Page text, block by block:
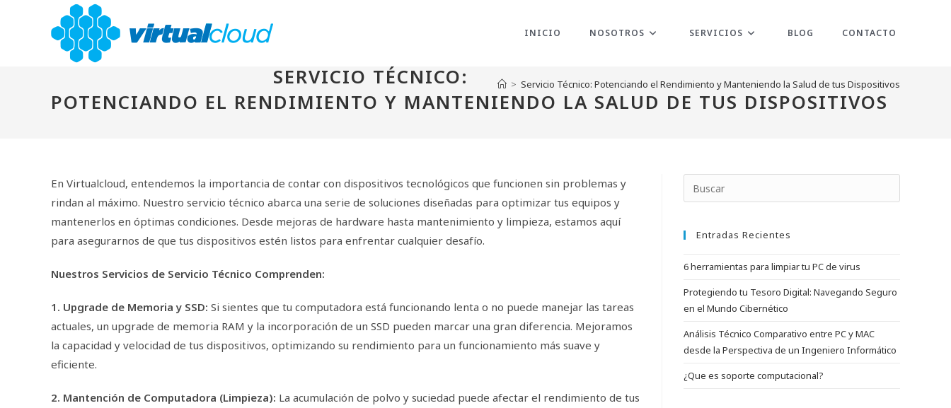
INICIO NOSOTROS SERVICIOS BLOG CONTACTO
SERVICIO TÉCNICO:
POTENCIANDO EL RENDIMIENTO Y MANTENIENDO LA SALUD DE TUS DISPOSITIVOS
> Servicio Técnico: Potenciando el Rendimiento y Manteniendo la Salud de tus Dispositivos
En Virtualcloud, entendemos la importancia de contar con dispositivos tecnológicos que funcionen sin problemas y
rindan al máximo. Nuestro servicio técnico abarca una serie de soluciones diseñadas para optimizar tus equipos y
mantenerlos en óptimas condiciones. Desde mejoras de hardware hasta mantenimiento y limpieza, estamos aquí
para asegurarnos de que tus dispositivos estén listos para enfrentar cualquier desafío.
Nuestros Servicios de Servicio Técnico Comprenden:
1. Upgrade de Memoria y SSD: Si sientes que tu computadora está funcionando lenta o no puede manejar las tareas
actuales, un upgrade de memoria RAM y la incorporación de un SSD pueden marcar una gran diferencia. Mejoramos
la capacidad y velocidad de tus dispositivos, optimizando su rendimiento para un funcionamiento más suave y
eficiente.
2. Mantención de Computadora (Limpieza): La acumulación de polvo y suciedad puede afectar el rendimiento de tus
Escape
Entradas Recientes
6 herramientas para limpiar tu PC de virus
Protegiendo tu Tesoro Digital: Navegando Seguro
en el Mundo Cibernético
Análisis Técnico Comparativo entre PC y MAC
desde la Perspectiva de un Ingeniero Informático
¿Que es soporte computacional?